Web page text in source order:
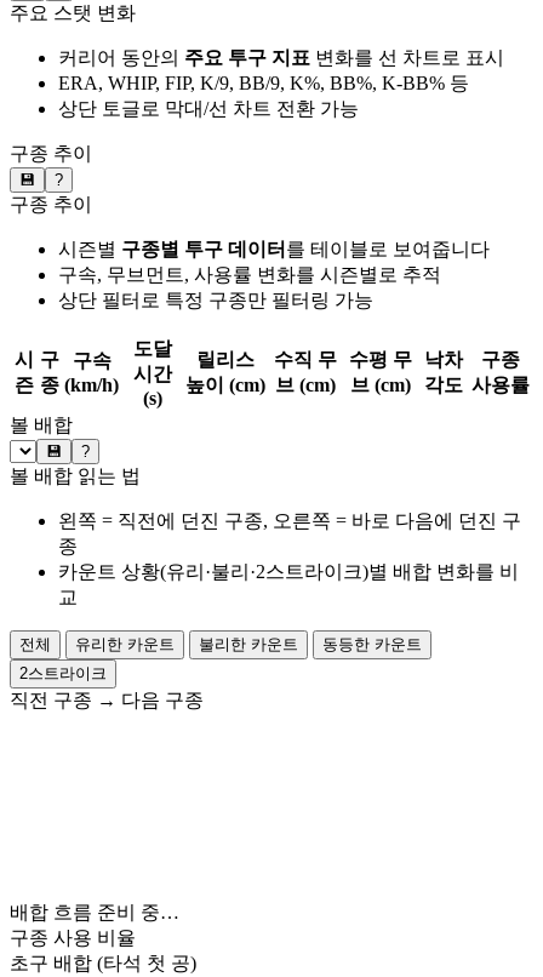
주요 스탯 변화
커리어 동안의 주요 투구 지표 변화를 선 차트로 표시
ERA, WHIP, FIP, K/9, BB/9, K%, BB%, K-BB% 등
상단 토글로 막대/선 차트 전환 가능
구종 추이
💾 ?
구종 추이
시즌별 구종별 투구 데이터 를 테이블로 보여줍니다
구속, 무브먼트, 사용률 변화를 시즌별로 추적
상단 필터로 특정 구종만 필터링 가능
시
즌
구
종
구속
(km/h)
도달
시간
(s)
릴리스
높이 (cm)
수직 무
브 (cm)
수평 무
브 (cm)
낙차
각도
구종
사용률
볼 배합
💾 ?
볼 배합 읽는 법
왼쪽 = 직전에 던진 구종, 오른쪽 = 바로 다음에 던진 구
종
카운트 상황(유리·불리·2스트라이크)별 배합 변화를 비
교
전체 유리한 카운트 불리한 카운트
동등한 카운트
2스트라이크
직전 구종 → 다음 구종
배합 흐름 준비 중…
구종 사용 비율
초구 배합 (타석 첫 공)